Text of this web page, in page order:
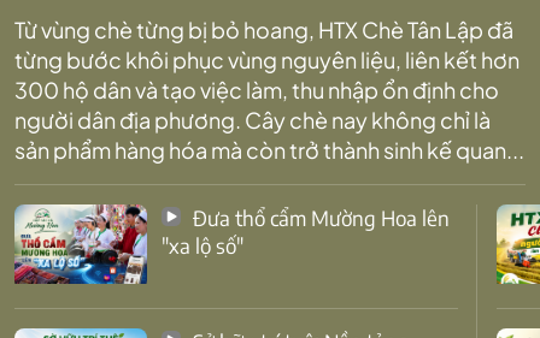
Từ vùng chè từng bị bỏ hoang, HTX Chè Tân Lập đã
từng bước khôi phục vùng nguyên liệu, liên kết hơn
300 hộ dân và tạo việc làm, thu nhập ổn định cho
người dân địa phương. Cây chè nay không chỉ là
sản phẩm hàng hóa mà còn trở thành sinh kế quan...
"xa lộ số"